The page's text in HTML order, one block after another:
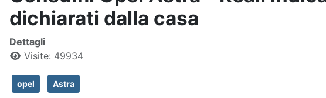
dichiarati dalla casa
Dettagli
Visite: 49934
opel Astra